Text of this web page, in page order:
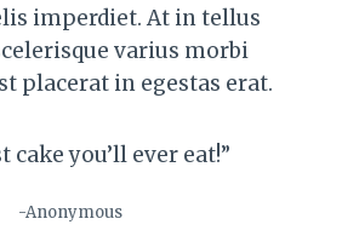
imperdiet. At in tellus
varius morbi
placerat in egestas erat.
cake you’ll ever eat!”
-Anonymous